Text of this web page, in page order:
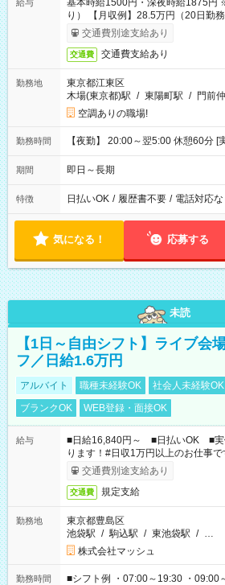
給与
基本時給1500円・深夜時給1875円
り） 【月収例】28.5万円（20日勤
合）交通費別途支給あり
交通費 交通費支給あり
勤務地
東京都江東区
木場(東京都)駅 / 東陽町駅 / 門前
空調ありの職場!
勤務時間 【夜勤】 20:00～翌5:00 休憩60分 [
期間 即日～長期
特徴 日払いOK / 履歴書不要 / 電話対応な
気になる！ 応募する
未読
【1日～自由シフト】ライブ会
フ／日給1.6万円
アルバイト 職種未経験OK 社会人未経験OK
ブランクOK
WEB登録・面接OK
給与
■日給16,840円～ ■日払いOK ■実
ります！#日収1万円以上のお仕事で
交通費別途支給あり
交通費 規定支給
勤務地
東京都豊島区
池袋駅 / 駒込駅 / 東池袋駅 / …
株式会社マッシュ
勤務時間
■シフト例 ・07:00～19:30 ・09:00